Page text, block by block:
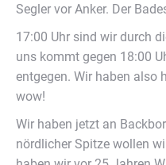
Segler vor Anker. Der
17:00 Uhr sind wir durch
uns kommt gegen 18:00
entgegen. Wir haben also
wow!
Wir haben jetzt an
nördlicher Spitze wollen